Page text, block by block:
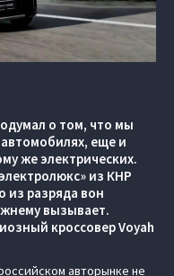
о том, что мы
еще и
же электрических.
из КНР
из разряда вон
вызывает.
кроссовер Voyah
авторынке не